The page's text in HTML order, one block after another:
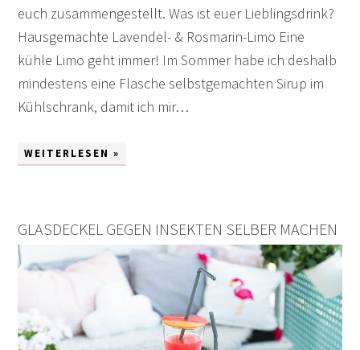
euch zusammengestellt. Was ist euer Lieblingsdrink?
Hausgemachte Lavendel- & Rosmarin-Limo Eine
kühle Limo geht immer! Im Sommer habe ich deshalb
mindestens eine Flasche selbstgemachten Sirup im
Kühlschrank, damit ich mir…
WEITERLESEN »
GLASDECKEL GEGEN INSEKTEN SELBER MACHEN